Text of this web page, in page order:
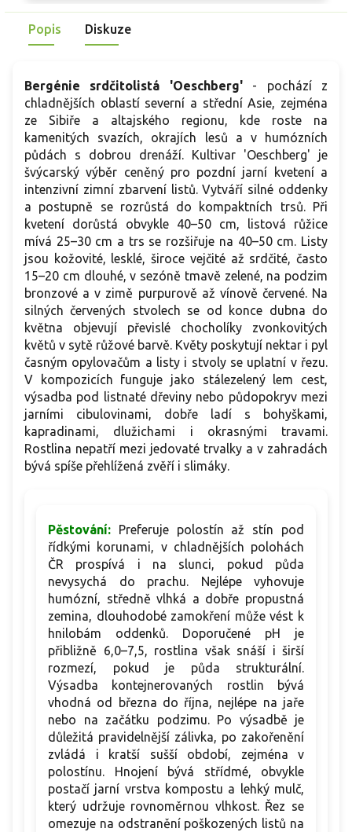
lidi, po požití může dráždit domácí zvířata. Vhodná do
podrostu dřevin i do nádob, ladí s kapradinami a dlužichami.
Popis Diskuze
Bergénie srdčitolistá 'Oeschberg'- pochází z
chladnějších oblastí severní a střední Asie, zejména
ze Sibiře a altajského regionu, kde roste na
kamenitých svazích, okrajích lesů a v humózních
půdách s dobrou drenáží. Kultivar 'Oeschberg' je
švýcarský výběr ceněný pro pozdní jarní kvetení a
intenzivní zimní zbarvení listů. Vytváří silné oddenky
a postupně se rozrůstá do kompaktních trsů. Při
kvetení dorůstá obvykle 40–50 cm, listová růžice
mívá 25–30 cm a trs se rozšiřuje na 40–50 cm. Listy
jsou kožovité, lesklé, široce vejčité až srdčité, často
15–20 cm dlouhé, v sezóně tmavě zelené, na podzim
bronzové a v zimě purpurově až vínově červené. Na
silných červených stvolech se od konce dubna do
května objevují převislé chocholíky zvonkovitých
květů v sytě růžové barvě. Květy poskytují nektar i pyl
časným opylovačům a listy i stvoly se uplatní v řezu.
V kompozicích funguje jako stálezelený lem cest,
výsadba pod listnaté dřeviny nebo půdopokryv mezi
jarními cibulovinami, dobře ladí s bohyškami,
kapradinami, dlužichami i okrasnými travami.
Rostlina nepatří mezi jedovaté trvalky a v zahradách
bývá spíše přehlížená zvěří i slimáky.
Pěstování: Preferuje polostín až stín pod
řídkými korunami, v chladnějších polohách
ČR prospívá i na slunci, pokud půda
nevysychá do prachu. Nejlépe vyhovuje
humózní, středně vlhká a dobře propustná
zemina, dlouhodobé zamokření může vést k
hnilobám oddenků. Doporučené pH je
přibližně 6,0–7,5, rostlina však snáší i širší
rozmezí, pokud je půda strukturální.
Výsadba kontejnerovaných rostlin bývá
vhodná od března do října, nejlépe na jaře
nebo na začátku podzimu. Po výsadbě je
důležitá pravidelnější zálivka, po zakořenění
zvládá i kratší sušší období, zejména v
polostínu. Hnojení bývá střídmé, obvykle
postačí jarní vrstva kompostu a lehký mulč,
který udržuje rovnoměrnou vlhkost. Řez se
omezuje na odstranění poškozených listů na